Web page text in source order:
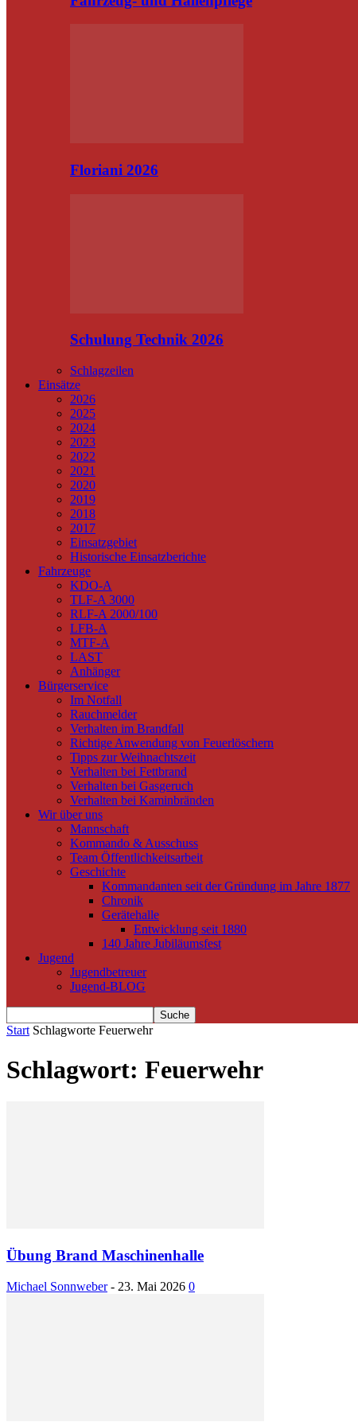
Floriani 2026
Schulung Technik 2026
Schlagzeilen
Einsätze
2026
2025
2024
2023
2022
2021
2020
2019
2018
2017
Einsatzgebiet
Historische Einsatzberichte
Fahrzeuge
KDO-A
TLF-A 3000
RLF-A 2000/100
LFB-A
MTF-A
LAST
Anhänger
Bürgerservice
Im Notfall
Rauchmelder
Verhalten im Brandfall
Richtige Anwendung von Feuerlöschern
Tipps zur Weihnachtszeit
Verhalten bei Fettbrand
Verhalten bei Gasgeruch
Verhalten bei Kaminbränden
Wir über uns
Mannschaft
Kommando & Ausschuss
Team Öffentlichkeitsarbeit
Geschichte
Kommandanten seit der Gründung im Jahre 1877
Chronik
Gerätehalle
Entwicklung seit 1880
140 Jahre Jubiläumsfest
Jugend
Jugendbetreuer
Jugend-BLOG
Start Schlagworte Feuerwehr
Schlagwort: Feuerwehr
Übung Brand Maschinenhalle
Michael Sonnweber - 23. Mai 2026 0